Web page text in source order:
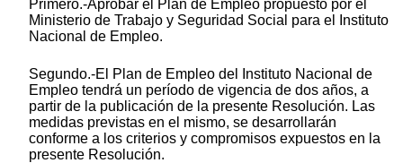
Primero.-Aprobar el Plan de Empleo propuesto por el
Ministerio de Trabajo y Seguridad Social para el Instituto
Nacional de Empleo.
Segundo.-El Plan de Empleo del Instituto Nacional de
Empleo tendrá un período de vigencia de dos años, a
partir de la publicación de la presente Resolución. Las
medidas previstas en el mismo, se desarrollarán
conforme a los criterios y compromisos expuestos en la
presente Resolución.